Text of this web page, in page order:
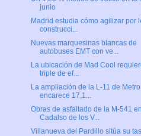
junio
Madrid estudia cómo agilizar por
construcci...
Nuevas marquesinas blancas de
autobuses EMT con ve...
La ubicación de Mad Cool
triple de ef...
La ampliación de la L-11 de
encarece 17,1...
Obras de asfaltado de la M-541 en
Cadalso de los V...
Villanueva del Pardillo sitúa su